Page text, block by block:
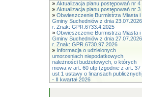
» Aktualizacja planu postępowań nr 4
» Aktualizacja planu postępowań nr 3
» Obwieszczenie Burmistrza Miasta i
Gminy Suchedniów z dnia 23.07.2026
r. Znak: GPR.6733.4.2025
» Obwieszczenie Burmistrza Miasta i
Gminy Suchedniów z dnia 27.07.2026
r. Znak: GPR.6730.97.2026
» Informacja o udzielonych
umorzeniach niepodatkowych
należności budżetowych, o których
mowa w art. 60 ufp (zgodnie z art. 37
ust 1 ustawy o finansach
- II kwartał 2026